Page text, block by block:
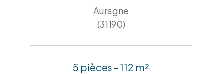
Auragne
(31190)
5 pièces - 112 m²